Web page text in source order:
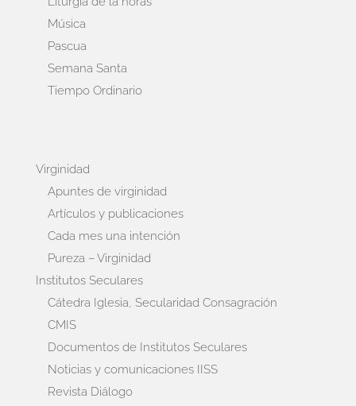
Música
Pascua
Semana Santa
Tiempo Ordinario
Virginidad
Apuntes de virginidad
Artículos y publicaciones
Cada mes una intención
Pureza – Virginidad
Institutos Seculares
Cátedra Iglesia, Secularidad Consagración
CMIS
Documentos de Institutos Seculares
Noticias y comunicaciones IISS
Revista Diálogo